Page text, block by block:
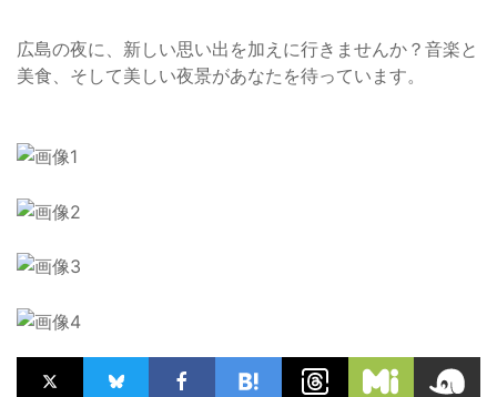
広島の夜に、新しい思い出を加えに行きませんか？音楽と
美食、そして美しい夜景があなたを待っています。